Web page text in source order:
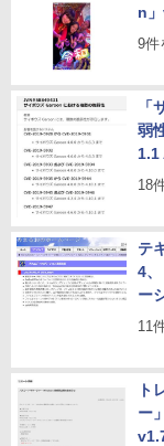
n
9件
弱
18
テ
4
ー
11
ト
ー